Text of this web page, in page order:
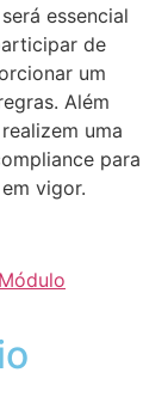
essencial
de
um
Além
uma
para
vigor.
Módulo